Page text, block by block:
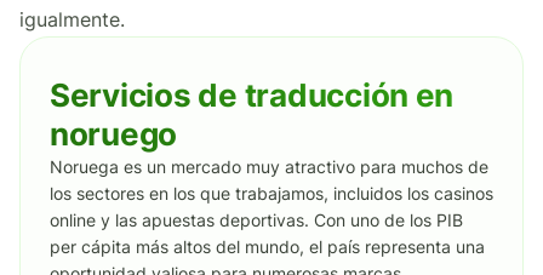
igualmente.
Servicios de traducción en
noruego
Noruega es un mercado muy atractivo para muchos de
los sectores en los que trabajamos, incluidos los casinos
online y las apuestas deportivas. Con uno de los PIB
per cápita más altos del mundo, el país representa una